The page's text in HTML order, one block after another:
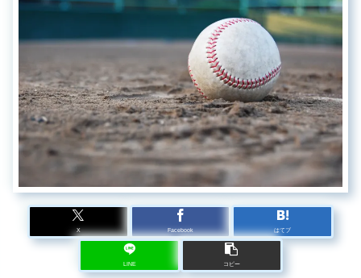
X Facebook はてブ
LINE コピー